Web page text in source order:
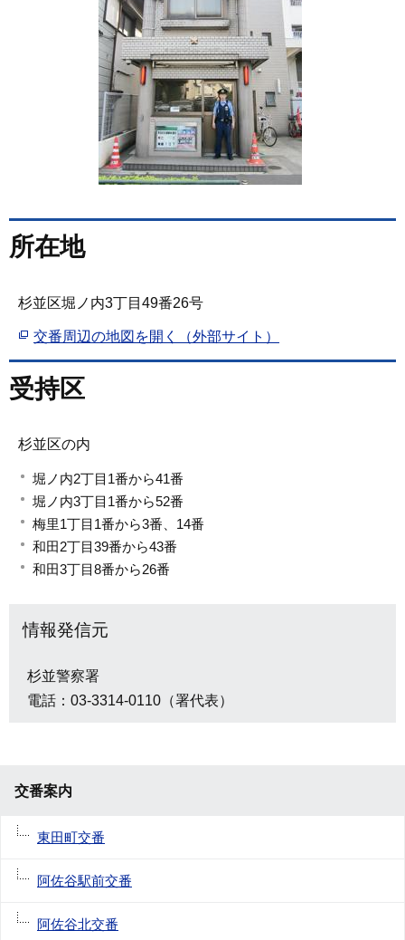
所在地
杉並区堀ノ内3丁目49番26号
交番周辺の地図を開く（外部サイト）
受持区
杉並区の内
堀ノ内2丁目1番から41番
堀ノ内3丁目1番から52番
梅里1丁目1番から3番、14番
和田2丁目39番から43番
和田3丁目8番から26番
情報発信元
杉並警察署
電話：03-3314-0110（署代表）
交番案内
東田町交番
阿佐谷駅前交番
阿佐谷北交番